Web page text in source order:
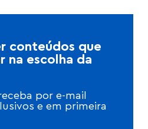
conteúdos que
na escolha da
por e-mail
e em primeira